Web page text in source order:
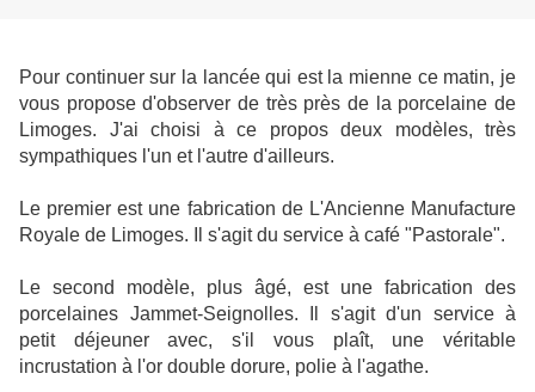
Pour continuer sur la lancée qui est la mienne ce matin, je
vous propose d'observer de très près de la porcelaine de
Limoges. J'ai choisi à ce propos deux modèles, très
sympathiques l'un et l'autre d'ailleurs.
Le premier est une fabrication de L'Ancienne Manufacture
Royale de Limoges. Il s'agit du service à café "Pastorale".
Le second modèle, plus âgé, est une fabrication des
porcelaines Jammet-Seignolles. Il s'agit d'un service à
petit déjeuner avec, s'il vous plaît, une véritable
incrustation à l'or double dorure, polie à l'agathe.